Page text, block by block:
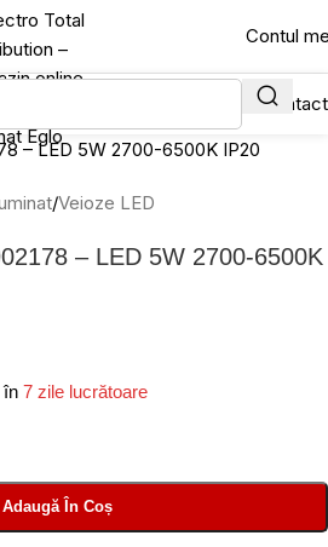
Contul
/Veioze LED
– LED 5W 2700-6500K
în 7 zile lucrătoare
Adaugă În Coș